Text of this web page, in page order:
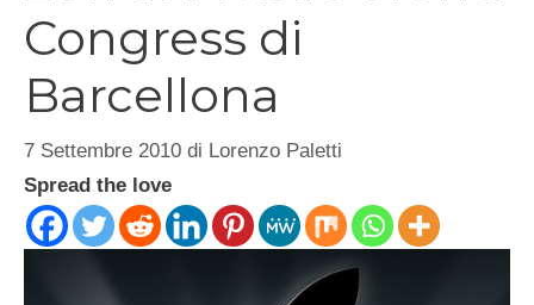
Congress di
Barcellona
7 Settembre 2010 di Lorenzo Paletti
Spread the love